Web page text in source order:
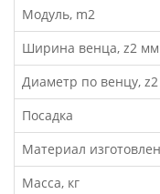
Модуль, m2
Ширина венца, z2 мм
Диаметр по венцу,
Посадка
Материал
Масса, кг